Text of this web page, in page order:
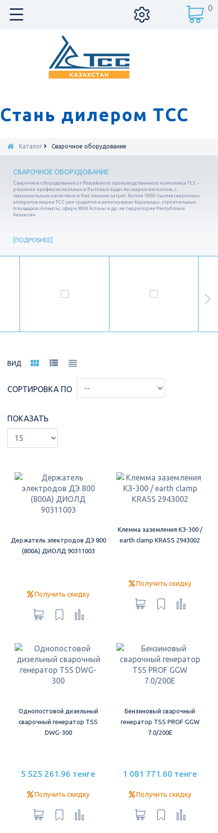
Стань дилером ТСС
0
Каталог Сварочное оборудование
СВАРОЧНОЕ ОБОРУДОВАНИЕ
Сварочное оборудование от Российского производственного комплекса ТСС -
решение профессиональных и бытовых задач по сварке металлов, с
максимальным качеством и без лишних затрат. Более 1000 тысячи сварочных
аппаратов марки ТСС уже трудятся в автосервисах Караганды, строительных
площадках Алматы, сфере ЖКХ Астаны и др. на территории Республики
Казахстан.
ПОДРОБНЕЕ
ВИД
СОРТИРОВКА ПО
ПОКАЗАТЬ
Держатель электродов ДЭ 800
(800А) ДИОЛД 90311003
Получить скидку
Клемма заземления КЗ-300 /
earth clamp KRASS 2943002
Получить скидку
Однопостовой дизельный
сварочный генератор TSS
DWG-300
5 525 261.96 тенге
Получить скидку
Бензиновый сварочный
генератор TSS PROF GGW
7.0/200E
1 081 771.60 тенге
Получить скидку